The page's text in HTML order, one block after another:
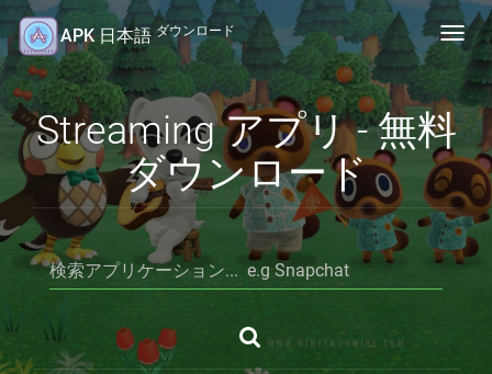
APK 日本語 ダウンロード
Streaming アプリ - 無料
ダウンロード